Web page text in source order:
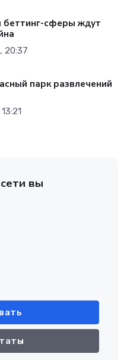
беттинг-сферы ждут
20:37
парк развлечений
вы